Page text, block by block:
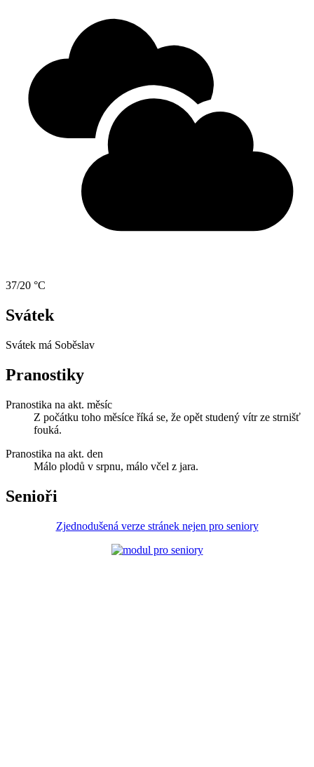
37/20 °C
Svátek
Svátek má Soběslav
Pranostiky
Pranostika na akt. měsíc
Z počátku toho měsíce říká se, že opět studený vítr ze strnišť
fouká.
Pranostika na akt. den
Málo plodů v srpnu, málo včel z jara.
Senioři
Zjednodušená verze stránek nejen pro seniory